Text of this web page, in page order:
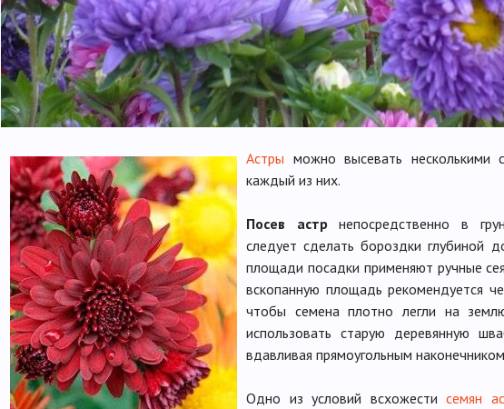
Астры можно высевать несколькими
каждый из них.
Посев астрнепосредственно в
следует сделать бороздки глубиной
площади посадки применяют ручные
вскопанную площадь рекомендуется
чтобы семена плотно легли на
использовать старую деревянную
вдавливая прямоугольным
Одно из условий всхожести семян